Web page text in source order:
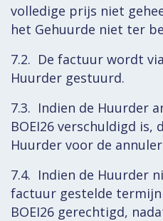
volledige prijs niet
het Gehuurde niet ter
7.2. De factuur wordt
Huurder gestuurd.
7.3. Indien de Huurder
BOEI26 verschuldigd is,
Huurder voor de
7.4. Indien de Huurder
factuur gestelde
BOEI26 gerechtigd,